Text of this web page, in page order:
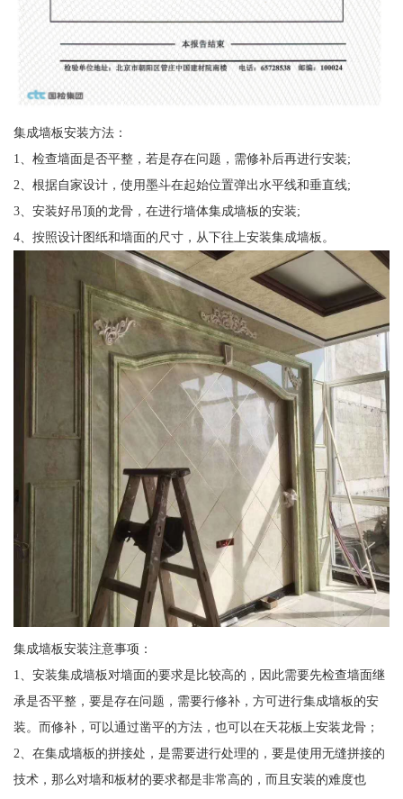
集成墙板安装方法：
1、检查墙面是否平整，若是存在问题，需修补后再进行安装;
2、根据自家设计，使用墨斗在起始位置弹出水平线和垂直线;
3、安装好吊顶的龙骨，在进行墙体集成墙板的安装;
4、按照设计图纸和墙面的尺寸，从下往上安装集成墙板。
集成墙板安装注意事项：
1、安装集成墙板对墙面的要求是比较高的，因此需要先检查墙面继
承是否平整，要是存在问题，需要行修补，方可进行集成墙板的安
装。而修补，可以通过凿平的方法，也可以在天花板上安装龙骨；
2、在集成墙板的拼接处，是需要进行处理的，要是使用无缝拼接的
技术，那么对墙和板材的要求都是非常高的，而且安装的难度也